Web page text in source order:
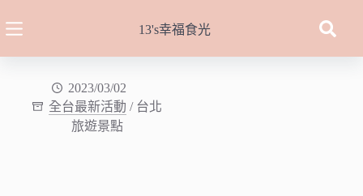
至
13's幸福食光
2023/03/02
全台最新活動 / 台北
旅遊景點